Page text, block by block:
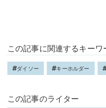
この記事に関連するキーワ
ダイソー キーホルダー
この記事のライター